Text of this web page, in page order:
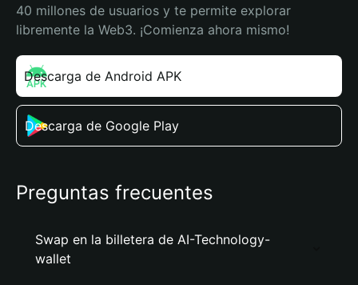
40 millones de usuarios y te permite explorar
libremente la Web3. ¡Comienza ahora mismo!
Descarga de Android APK
Descarga de Google Play
Preguntas frecuentes
Swap en la billetera de AI-Technology-
wallet